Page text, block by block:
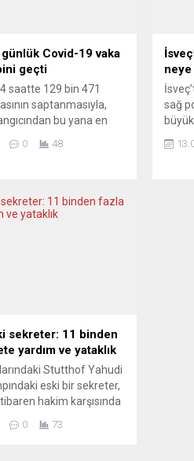
günlük Covid-19 vaka
geçti
saatte 129 bin 471
saptanmasıyla,
bu yana en
Bakanlığının
sayı, salgının
bu yana kaydedilen en
0 48
sağ
sekreter: 11 binden
yardım ve yataklık
Stutthof Yahudi
eski bir sekreter,
hakim karşısında
belirttiğine
0 73